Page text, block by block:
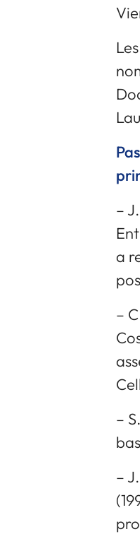
–
a
–
–
–